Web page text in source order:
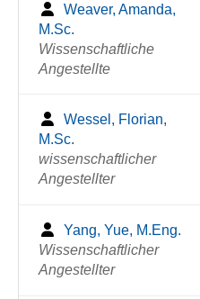
Weaver, Amanda,
M.Sc.
Wissenschaftliche
Angestellte
Wessel, Florian,
M.Sc.
wissenschaftlicher
Angestellter
Yang, Yue, M.Eng.
Wissenschaftlicher
Angestellter